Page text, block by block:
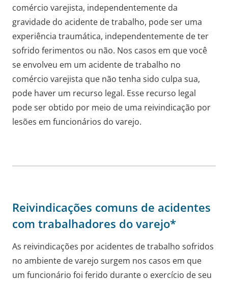
comércio varejista, independentemente da
gravidade do acidente de trabalho, pode ser uma
experiência traumática, independentemente de ter
sofrido ferimentos ou não. Nos casos em que você
se envolveu em um acidente de trabalho no
comércio varejista que não tenha sido culpa sua,
pode haver um recurso legal. Esse recurso legal
pode ser obtido por meio de uma reivindicação por
lesões em funcionários do varejo.
Reivindicações comuns de acidentes
com trabalhadores do varejo*
As reivindicações por acidentes de trabalho sofridos
no ambiente de varejo surgem nos casos em que
um funcionário foi ferido durante o exercício de seu